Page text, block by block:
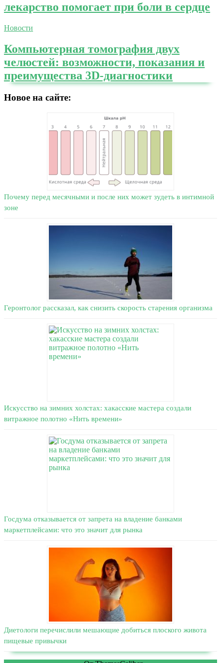
лекарство помогает при боли в сердце
Новости
Компьютерная томография двух
челюстей: возможности, показания и
преимущества 3D-диагностики
Новое на сайте:
Почему перед месячными и после них может зудеть в интимной
зоне
Геронтолог рассказал, как снизить скорость старения организма
Искусство на зимних холстах: хакасские мастера создали
витражное полотно «Нить времени»
Госдума отказывается от запрета на владение банками
маркетплейсами: что это значит для рынка
Диетологи перечислили мешающие добиться плоского живота
пищевые привычки